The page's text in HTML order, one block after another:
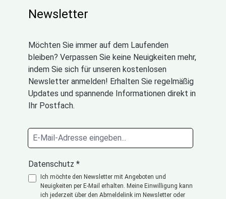
Newsletter
Möchten Sie immer auf dem Laufenden
bleiben? Verpassen Sie keine Neuigkeiten mehr,
indem Sie sich für unseren kostenlosen
Newsletter anmelden! Erhalten Sie regelmäßig
Updates und spannende Informationen direkt in
Ihr Postfach.
Datenschutz *
Ich möchte den Newsletter mit Angeboten und
Neuigkeiten per E-Mail erhalten. Meine Einwilligung kann
ich jederzeit über den Abmeldelink im Newsletter oder